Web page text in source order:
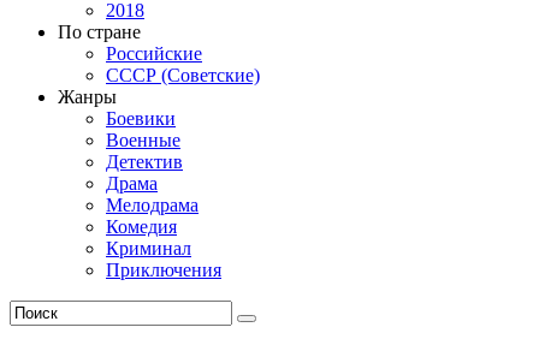
2018
По стране
Российские
СССР (Советские)
Жанры
Боевики
Военные
Детектив
Драма
Мелодрама
Комедия
Криминал
Приключения